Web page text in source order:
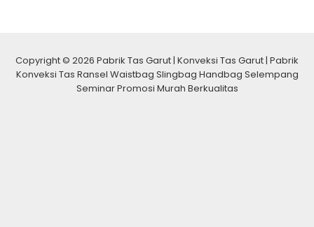
Copyright © 2026 Pabrik Tas Garut | Konveksi Tas Garut | Pabrik
Konveksi Tas Ransel Waistbag Slingbag Handbag Selempang
Seminar Promosi Murah Berkualitas